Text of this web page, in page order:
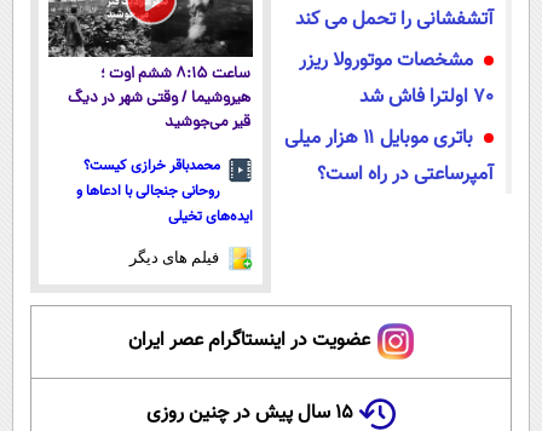
آتشفشانی را تحمل می کند
مشخصات موتورولا ریزر
70 اولترا فاش شد
باتری موبایل ۱۱ هزار میلی
آمپرساعتی در راه است؟
ساعت ۸:۱۵ ششم اوت ؛
هیروشیما / وقتی شهر در دیگ
قیر می‌جوشید
محمدباقر خرازی کیست؟
روحانی جنجالی با ادعاها و
ایده‌های تخیلی
فیلم های دیگر
عضویت در اینستاگرام عصر ایران
۱۵ سال پیش در چنین روزی